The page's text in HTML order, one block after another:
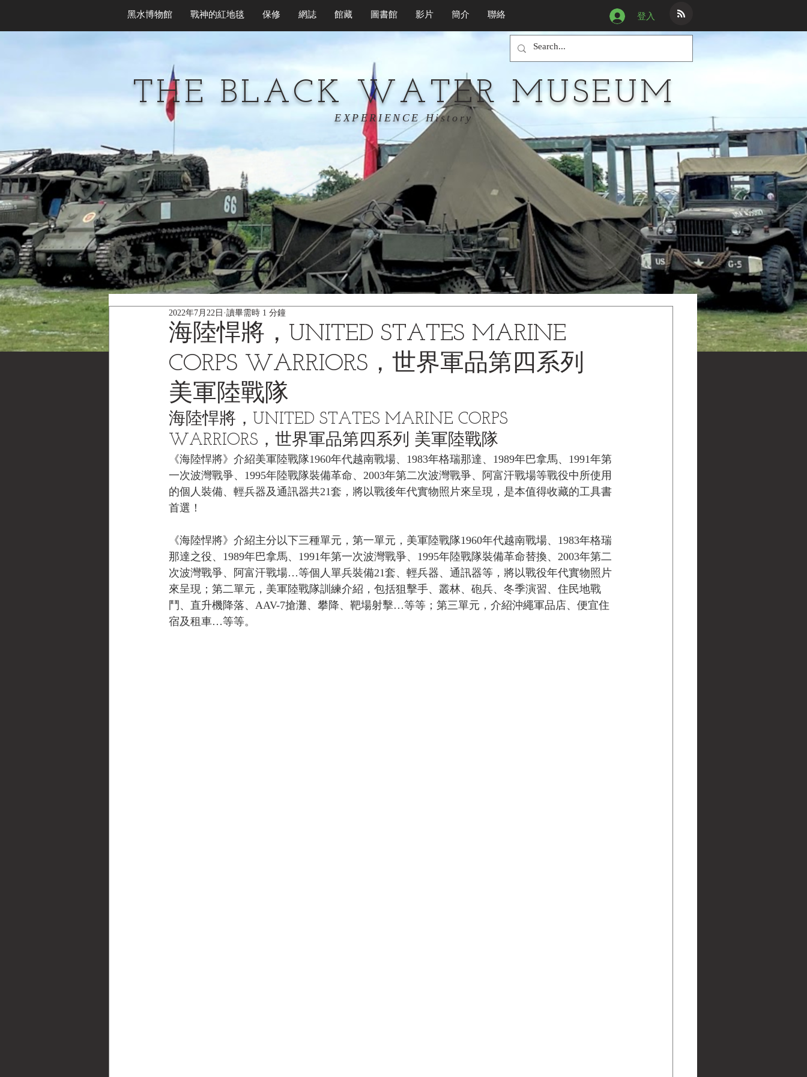
黑水博物館 戰神的紅地毯 保修 網誌 館藏 圖書館 影片 簡介 聯絡 登入
THE BLACK WATER MUSEUM
EXPERIENCE History
海陸悍將，UNITED STATES MARINE
CORPS WARRIORS，世界軍品第四系列
美軍陸戰隊
2022年7月22日 讀畢需時 1 分鐘
海陸悍將，UNITED STATES MARINE CORPS
WARRIORS，世界軍品第四系列 美軍陸戰隊
《海陸悍將》介紹美軍陸戰隊1960年代越南戰場、1983年格瑞那達、1989年巴拿馬、1991年第
一次波灣戰爭、1995年陸戰隊裝備革命、2003年第二次波灣戰爭、阿富汗戰場等戰役中所使用
的個人裝備、輕兵器及通訊器共21套，將以戰後年代實物照片來呈現，是本值得收藏的工具書
首選！
《海陸悍將》介紹主分以下三種單元，第一單元，美軍陸戰隊1960年代越南戰場、1983年格瑞
那達之役、1989年巴拿馬、1991年第一次波灣戰爭、1995年陸戰隊裝備革命替換、2003年第二
次波灣戰爭、阿富汗戰場…等個人單兵裝備21套、輕兵器、通訊器等，將以戰役年代實物照片
來呈現；第二單元，美軍陸戰隊訓練介紹，包括狙擊手、叢林、砲兵、冬季演習、住民地戰
鬥、直升機降落、AAV-7搶灘、攀降、靶場射擊…等等；第三單元，介紹沖繩軍品店、便宜住
宿及租車…等等。